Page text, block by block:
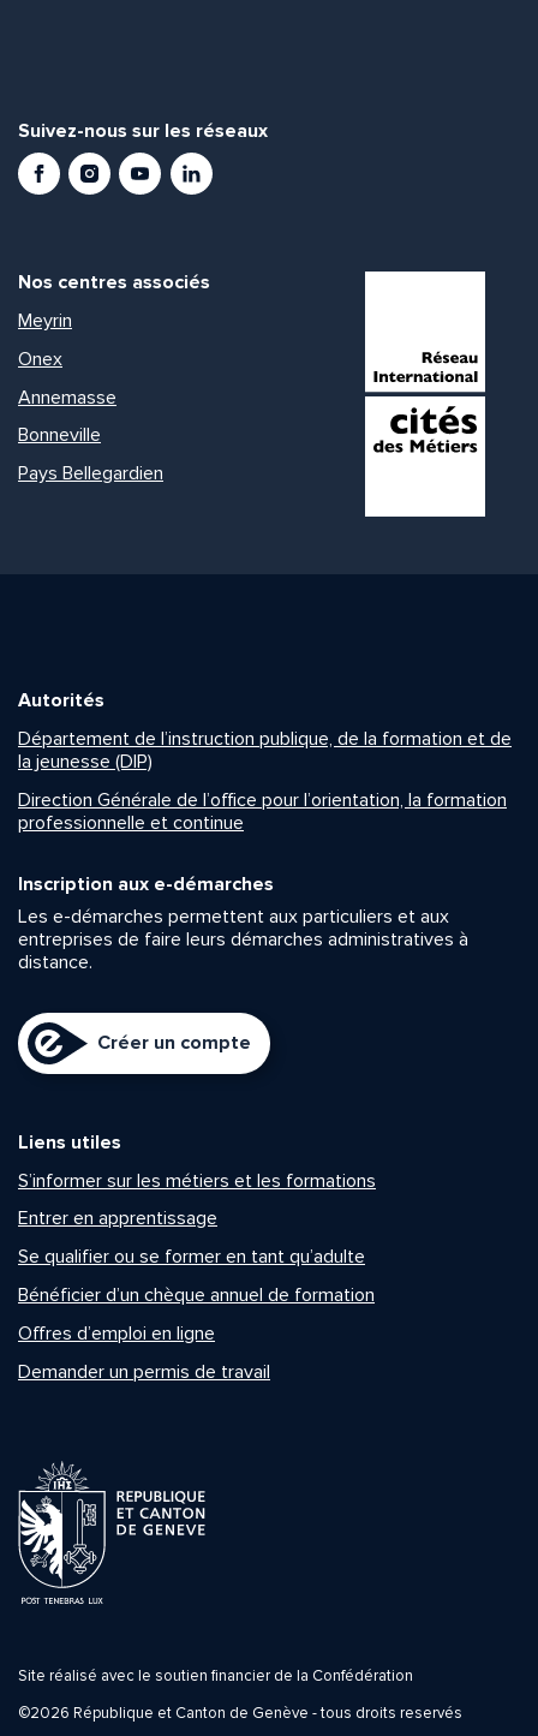
Suivez-nous sur les réseaux
FacebookInstagramYoutubeLinkedIn
Nos centres associés
Meyrin
Onex
Annemasse
Bonneville
Pays Bellegardien
Autorités
Département de l’instruction publique, de la formation et de
la jeunesse (DIP)
Direction Générale de l’office pour l’orientation, la formation
professionnelle et continue
Inscription aux e-démarches
Les e-démarches permettent aux particuliers et aux
entreprises de faire leurs démarches administratives à
distance.
Créer un compte
Liens utiles
S’informer sur les métiers et les formations
Entrer en apprentissage
Se qualifier ou se former en tant qu’adulte
Bénéficier d’un chèque annuel de formation
Offres d’emploi en ligne
Demander un permis de travail
Site réalisé avec le soutien financier de la Confédération
©2026 République et Canton de Genève - tous droits reservés